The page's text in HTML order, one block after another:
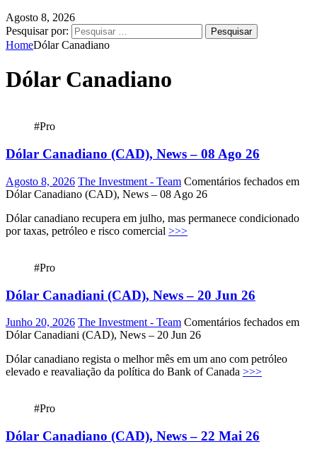
Agosto 8, 2026
Pesquisar por:
HomeDólar Canadiano
Dólar Canadiano
#Pro
Dólar Canadiano (CAD), News – 08 Ago 26
Agosto 8, 2026 The Investment - Team Comentários fechados em
Dólar Canadiano (CAD), News – 08 Ago 26
Dólar canadiano recupera em julho, mas permanece condicionado
por taxas, petróleo e risco comercial >>>
#Pro
Dólar Canadiani (CAD), News – 20 Jun 26
Junho 20, 2026 The Investment - Team Comentários fechados em
Dólar Canadiani (CAD), News – 20 Jun 26
Dólar canadiano regista o melhor mês em um ano com petróleo
elevado e reavaliação da política do Bank of Canada >>>
#Pro
Dólar Canadiano (CAD), News – 22 Mai 26